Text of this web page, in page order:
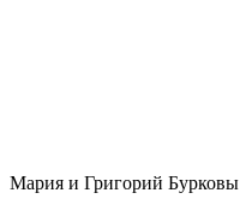
Мария и Григорий Бурковы